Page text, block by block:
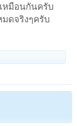
หมือนกันครับ
ดจริงๆครับ